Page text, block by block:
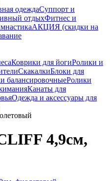
одеждаСуппорт и
отдыхФитнес и
АКЦИЯ (скидки на
Коврики для йогиРолики и
СкакалкиБлоки для
балансировочныеРолики
Канаты для
Одежда и аксессуары для
4,9см,